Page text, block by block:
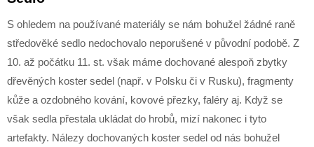
S ohledem na používané materiály se nám bohužel žádné raně
středověké sedlo nedochovalo neporušené v původní podobě. Z
10. až počátku 11. st. však máme dochované alespoň zbytky
dřevěných koster sedel (např. v Polsku či v Rusku), fragmenty
kůže a ozdobného kování, kovové přezky, faléry aj. Když se
však sedla přestala ukládat do hrobů, mizí nakonec i tyto
artefakty. Nálezy dochovaných koster sedel od nás bohužel